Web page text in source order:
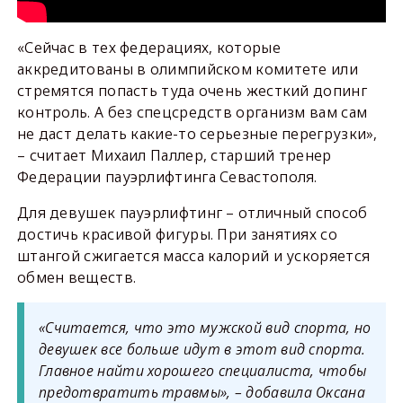
«Сейчас в тех федерациях, которые
аккредитованы в олимпийском комитете или
стремятся попасть туда очень жесткий допинг
контроль. А без спецсредств организм вам сам
не даст делать какие-то серьезные перегрузки»,
– считает Михаил Паллер, старший тренер
Федерации пауэрлифтинга Севастополя.
Для девушек пауэрлифтинг – отличный способ
достичь красивой фигуры. При занятиях со
штангой сжигается масса калорий и ускоряется
обмен веществ.
«Считается, что это мужской вид спорта, но
девушек все больше идут в этот вид спорта.
Главное найти хорошего специалиста, чтобы
предотвратить травмы», – добавила Оксана